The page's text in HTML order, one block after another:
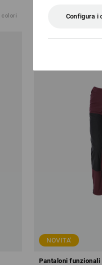
colori (IVA incl.) a partire da
NOVITA'
Pantaloni
Configura i